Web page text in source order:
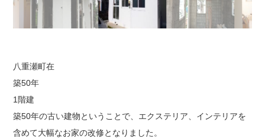
八重瀬町在
築50年
1階建
築50年の古い建物ということで、エクステリア、インテリアを
含めて大幅なお家の改修となりました。